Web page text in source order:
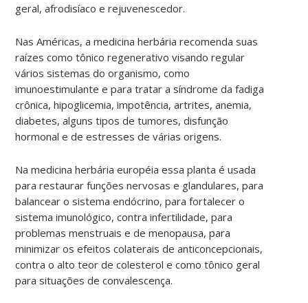
geral, afrodisíaco e rejuvenescedor.
Nas Américas, a medicina herbária recomenda suas
raízes como tônico regenerativo visando regular
vários sistemas do organismo, como
imunoestimulante e para tratar a síndrome da fadiga
crônica, hipoglicemia, impotência, artrites, anemia,
diabetes, alguns tipos de tumores, disfunção
hormonal e de estresses de várias origens.
Na medicina herbária européia essa planta é usada
para restaurar funções nervosas e glandulares, para
balancear o sistema endócrino, para fortalecer o
sistema imunológico, contra infertilidade, para
problemas menstruais e de menopausa, para
minimizar os efeitos colaterais de anticoncepcionais,
contra o alto teor de colesterol e como tônico geral
para situações de convalescença.